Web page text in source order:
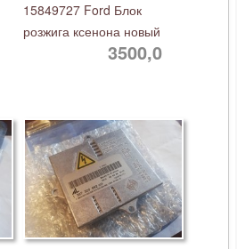
15849727 Ford Блок
розжига ксенона новый
3500,0